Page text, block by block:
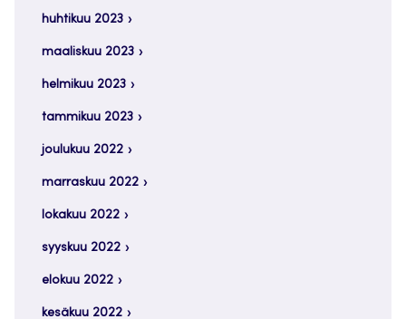
huhtikuu 2023
maaliskuu 2023
helmikuu 2023
tammikuu 2023
joulukuu 2022
marraskuu 2022
lokakuu 2022
syyskuu 2022
elokuu 2022
kesäkuu 2022